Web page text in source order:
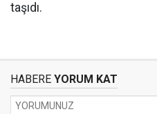
taşıdı.
HABERE YORUM KAT